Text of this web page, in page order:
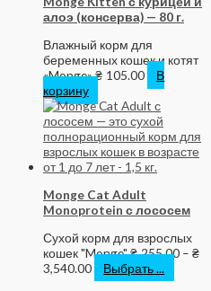
алоэ (консерва) — 80 г.
Влажный корм для
беременных кошек и котят
«Monge»₴ 105.00
В
корзину
Monge Cat Adult
Monoprotein с лососем
Сухой корм для взрослых
кошек "Monge"₴ 255.00 – ₴
3,540.00
Выбрать ...